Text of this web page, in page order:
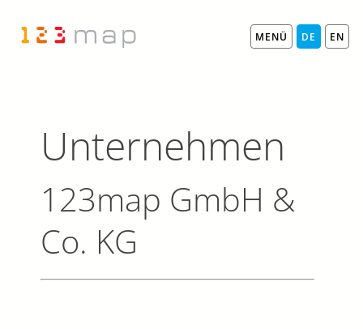
MENÜ DE EN
Unternehmen
123map GmbH &
Co. KG